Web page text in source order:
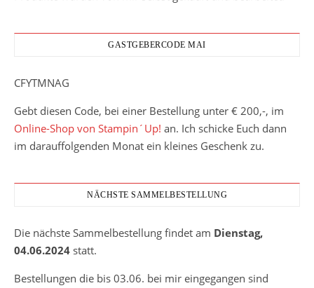
GASTGEBERCODE MAI
CFYTMNAG
Gebt diesen Code, bei einer Bestellung unter € 200,-, im
Online-Shop von Stampin´Up! an. Ich schicke Euch dann
im darauffolgenden Monat ein kleines Geschenk zu.
NÄCHSTE SAMMELBESTELLUNG
Die nächste Sammelbestellung findet am Dienstag,
04.06.2024 statt.
Bestellungen die bis 03.06. bei mir eingegangen sind